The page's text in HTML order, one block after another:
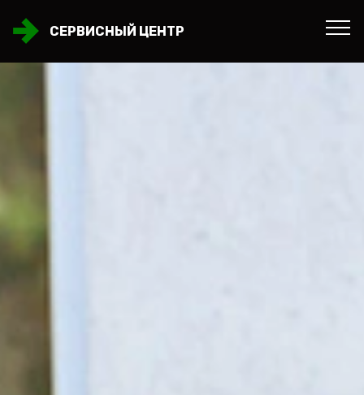
СЕРВИСНЫЙ ЦЕНТР